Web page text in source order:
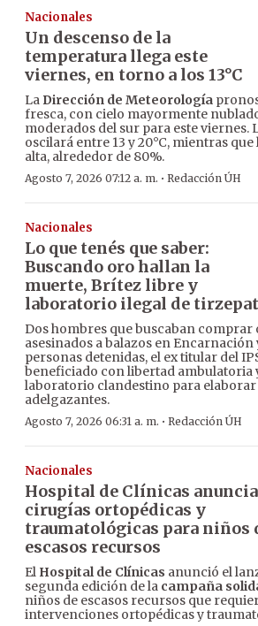
Nacionales
Un descenso de la
temperatura llega este
viernes, en torno a los 13°C
La Dirección de Meteorología
fresca, con cielo mayormente
moderados del sur para este viernes.
oscilará entre 13 y 20°C, mientras
alta, alrededor de 80%.
Agosto 7, 2026 07:12 a. m. · Redacción ÚH
Nacionales
Lo que tenés que saber:
Buscando oro hallan la
muerte, Brítez libre y
laboratorio ilegal de
Dos hombres que buscaban
asesinados a balazos en Encarnación
personas detenidas, el ex titular del
beneficiado con libertad ambulatoria
laboratorio clandestino para
adelgazantes.
Agosto 7, 2026 06:31 a. m. · Redacción ÚH
Nacionales
Hospital de Clínicas anuncia
cirugías ortopédicas y
traumatológicas para niños
escasos recursos
El Hospital de Clínicas anunció el
segunda edición de la campaña
niños de escasos recursos que
intervenciones ortopédicas y